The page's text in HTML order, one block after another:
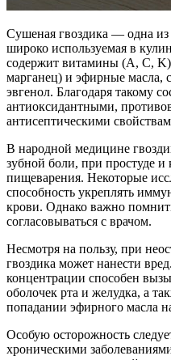
Сушеная гвоздика — одна
широко используемая в
содержит витамины (A, C,
марганец) и эфирные масла,
эвгенол. Благодаря такому
антиоксидантными,
антисептическими
В народной медицине
зубной боли, при простуде
пищеварения. Некоторые
способность укреплять
крови. Однако важно
согласовываться с врачом.
Несмотря на пользу, при
гвоздика может нанести
концентрации способен
оболочек рта и желудка, а
попадании эфирного масла
Особую осторожность
хроническими